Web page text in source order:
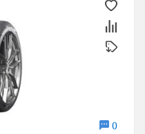
0